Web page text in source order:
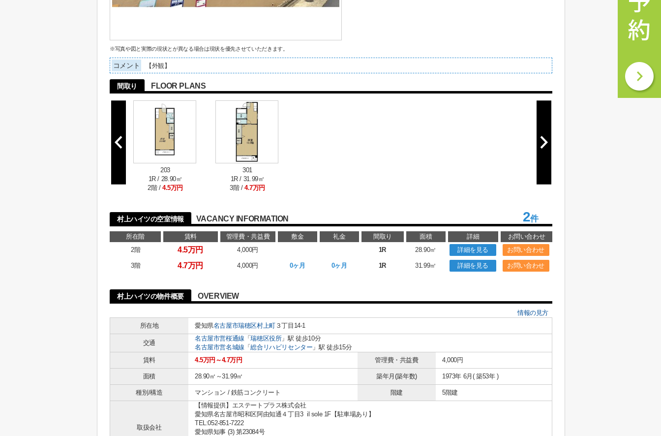
※写真や図と実際の現状とが異なる場合は現状を優先させていただきます。
コメント 【外観】
間取り FLOOR PLANS
203
1R / 28.90㎡
2階 / 4.5万円
301
1R / 31.99㎡
3階 / 4.7万円
村上ハイツの空室情報 VACANCY INFORMATION 2件
所在階 賃料 管理費・共益費 敷金 礼金 間取り 面積 詳細
お問い合わせ
2階
4.5万円 4,000円 1R 28.90㎡ 詳細を見る お問い合わせ
3階 4.7万円 4,000円 0ヶ月 0ヶ月 1R 31.99㎡ 詳細を見る お問い合わせ
村上ハイツの物件概要 OVERVIEW
情報の見方
所在地
愛知県名古屋市瑞穂区村上町３丁目14-1
交通
名古屋市営桜通線 「瑞穂区役所」駅 徒歩10分
名古屋市営名城線 「総合リハビリセンター 」駅 徒歩15分
賃料
4.5万円～4.7万円 管理費・共益費 4,000円
面積 28.90㎡～31.99㎡ 築年月(築年数) 1973年 6月( 築53年 )
種別/構造 マンション / 鉄筋コンクリート 階建 5階建
取扱会社
【情報提供】エステートプラス株式会社
愛知県名古屋市昭和区阿由知通４丁目3 il sole 1F【駐車場あり】
TEL:052-851-7222
愛知県知事 (3) 第23084号